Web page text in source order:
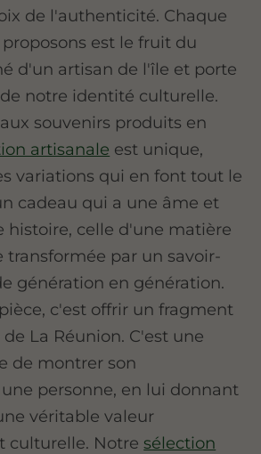
de l'authenticité. Chaque
est le fruit du
d'un artisan de l'île et porte
notre identité culturelle.
souvenirs produits en
artisanale est unique,
variations qui en font tout le
cadeau qui a une âme et
histoire, celle d'une matière
transformée par un savoir-
génération en génération.
c'est offrir un fragment
La Réunion. C'est une
de montrer son
personne, en lui donnant
véritable valeur
culturelle. Notresélection